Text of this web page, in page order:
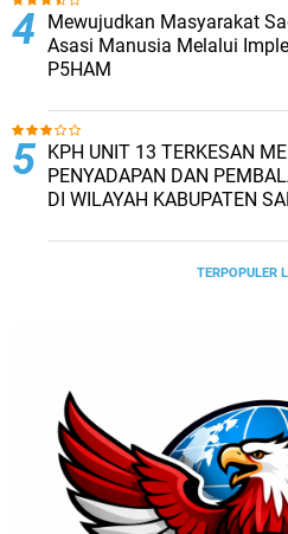
Mewujudkan Masyarakat
Asasi Manusia Melalui
P5HAM
KPH UNIT 13 TERKESAN
PENYADAPAN DAN
DI WILAYAH KABUPATEN
TERPOPULER